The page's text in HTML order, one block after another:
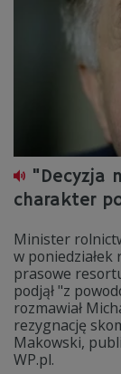
"Decyzja
charakter
Minister
w poniedziałek
prasowe
podjął "z
rozmawiał
rezygnację
Makowski,
WP.pl.